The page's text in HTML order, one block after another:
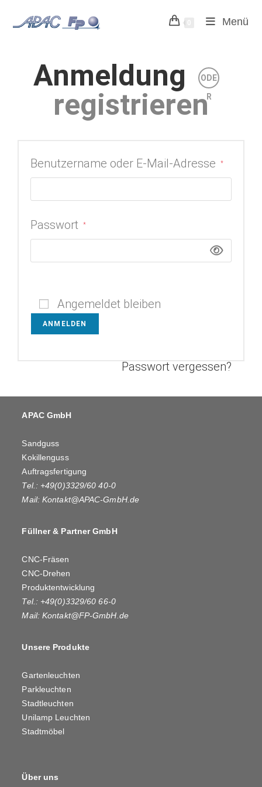
Menü
Anmeldung
ODE
R
registrieren
Benutzername oder E-Mail-Adresse *
Passwort *
Angemeldet bleiben
ANMELDEN
Passwort vergessen?
APAC GmbH
Sandguss
Kokillenguss
Auftragsfertigung
Tel.: +49(0)3329/60 40-0
Mail:Kontakt@APAC-GmbH.de
Füllner & Partner GmbH
CNC-Fräsen
CNC-Drehen
Produktentwicklung
Tel.: +49(0)3329/60 66-0
Mail:Kontakt@FP-GmbH.de
Unsere Produkte
Gartenleuchten
Parkleuchten
Stadtleuchten
Unilamp Leuchten
Stadtmöbel
Über uns